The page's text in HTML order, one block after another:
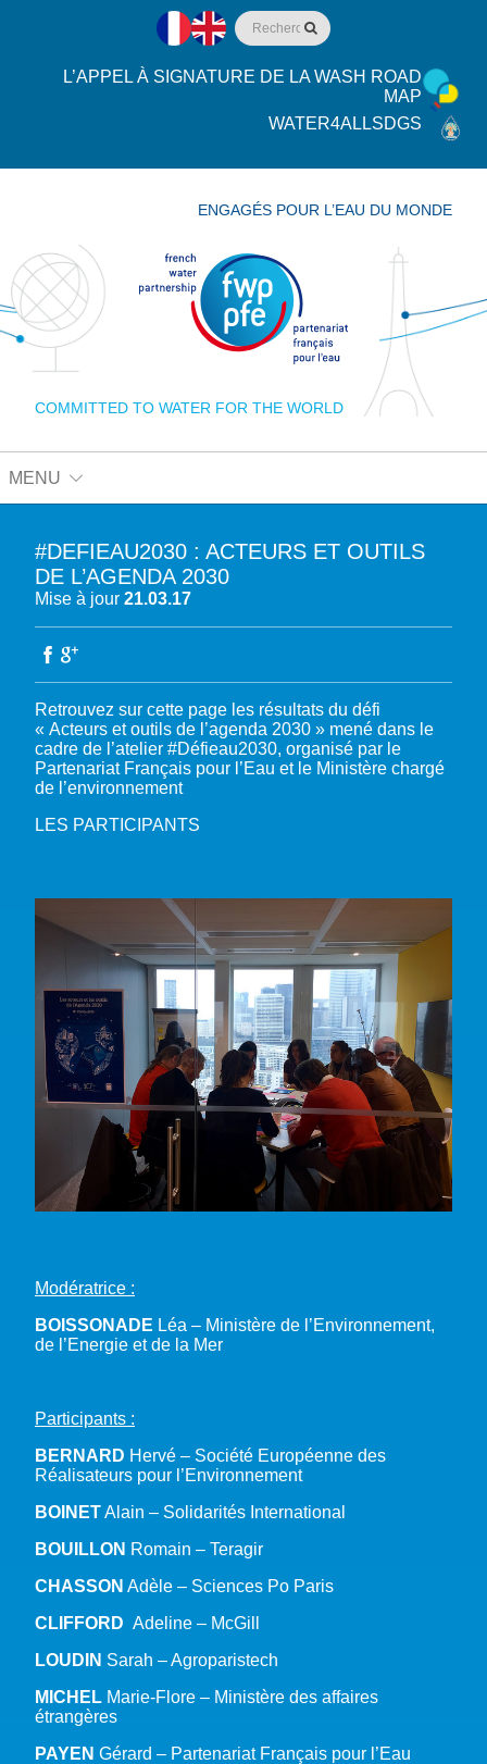
L’APPEL À SIGNATURE DE LA WASH ROAD
MAP
WATER4ALLSDGS
COMMITTED TO WATER FOR THE WORLD
ENGAGÉS POUR L’EAU DU MONDE
MENU
A PROPOS DU PFE
NOTRE MISSION
RÈGLEMENT DES COTISATIONS DES MEMBRES
DEVENIR MEMBRE
NOTRE GOUVERNANCE
NOTRE SECRÉTARIAT
L’EAU DANS LES OBJECTIFS DU DÉVELOPPEMENT DURABLE (ODD)
EAU & CLIMAT
BIODIVERSITÉ AQUATIQUE ET SOLUTIONS FONDÉES SUR LA NATURE
ACCÈS À LA WASH DANS LES CONTEXTES DE CRISES ET FRAGILITÉS
WASH ROAD MAP
CRISE UKRAINIENNE 2022
EAUX, SOLS, AGROÉCOLOGIE ET SÉCURITÉ ALIMENTAIRE
AUTRES EXPERTISES
NOS PRODUCTIONS
ÉVÉNEMENTS
COP29 CLIMAT – BAKOU 2024
FORUM URBAIN MONDIAL – LE CAIRE 2024
CONFÉRENCE ONU SUR L’EAU – NEW YORK 2023
TOUS LES ÉVÉNEMENTS
PRESSE
#DEFIEAU2030 : ACTEURS ET OUTILS
DE L’AGENDA 2030
Mise à jour 21.03.17
Retrouvez sur cette page les résultats du défi
« Acteurs et outils de l’agenda 2030 » mené dans le
cadre de l’atelier #Défieau2030, organisé par le
Partenariat Français pour l’Eau et le Ministère chargé
de l’environnement
LES PARTICIPANTS
Modératrice :
BOISSONADE Léa – Ministère de l’Environnement,
de l’Energie et de la Mer
Participants :
BERNARD Hervé – Société Européenne des
Réalisateurs pour l’Environnement
BOINETAlain – Solidarités International
BOUILLON Romain – Teragir
CHASSON Adèle – Sciences Po Paris
CLIFFORD Adeline – McGill
LOUDIN Sarah – Agroparistech
MICHEL Marie-Flore – Ministère des affaires
étrangères
PAYEN Gérard – Partenariat Français pour l’Eau